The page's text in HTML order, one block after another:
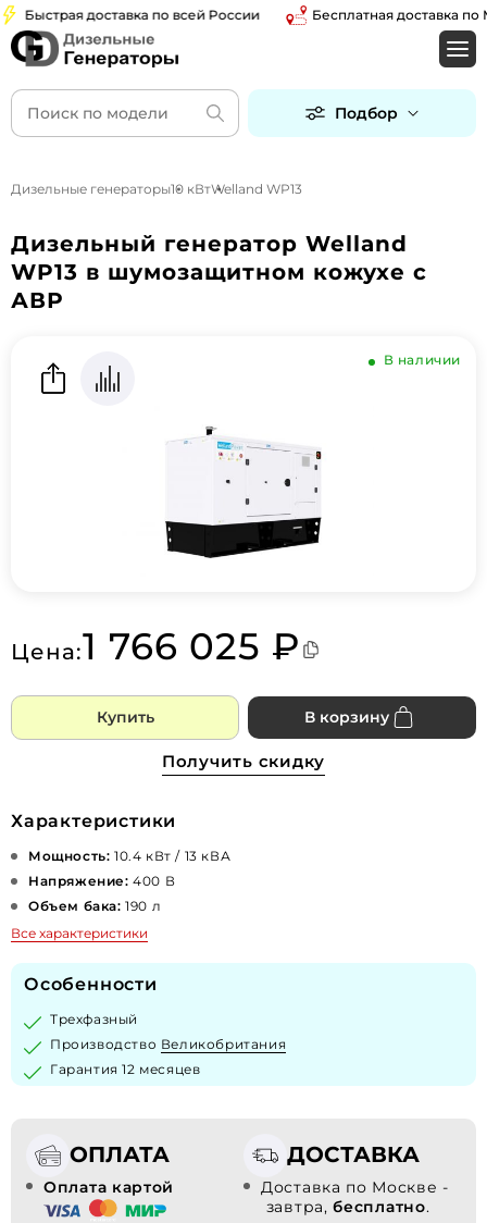
Быстрая доставка по всей России Бесплатная доставка по
Подбор
Дизельные генераторы10 кВтWelland WP13
Дизельный генератор Welland
WP13 в шумозащитном кожухе с
АВР
В наличии
Цена:1 766 025 ₽
Купить В корзину
Получить скидку
Характеристики
Мощность: 10.4 кВт / 13 кВА
Напряжение: 400 В
Объем бака: 190 л
Все характеристики
Особенности
Трехфазный
Производство Великобритания
Гарантия 12 месяцев
ОПЛАТА
Оплата картой
ДОСТАВКА
Доставка по Москве -
завтра,бесплатно.